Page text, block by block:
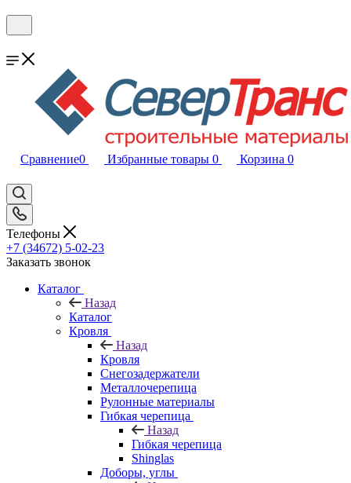
Сравнение0 Избранные товары 0 Корзина 0
Телефоны
+7 (34672) 5-02-23
Заказать звонок
Каталог
Назад
Каталог
Кровля
Назад
Кровля
Снегозадержатели
Металлочерепица
Рулонные материалы
Гибкая черепица
Назад
Гибкая черепица
Shinglas
Доборы, углы